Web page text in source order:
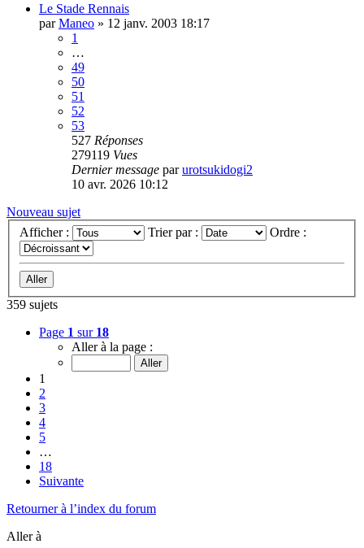
Le Stade Rennais
parManeo » 12 janv. 2003 18:17
1
…
49
50
51
52
53
527 Réponses
279119 Vues
Dernier message parurotsukidogi2
10 avr. 2026 10:12
Nouveau sujet
Afficher :
Trier par : Ordre :
359 sujets
Page 1 sur 18
Aller à la page :
1
2
3
4
5
…
18
Suivante
Retourner à l’index du forum
Aller à